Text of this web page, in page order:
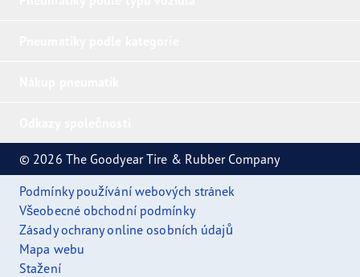
© 2026 The Goodyear Tire & Rubber Company
Podmínky používání webových stránek
Všeobecné obchodní podmínky
Zásady ochrany online osobních údajů
Mapa webu
Stažení